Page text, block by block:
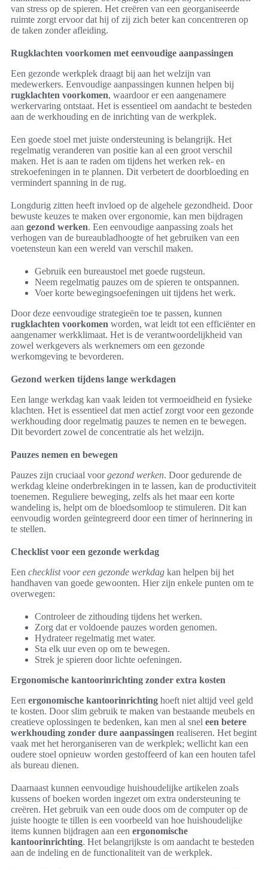
van stress op de spieren. Het creëren van een georganiseerde
ruimte zorgt ervoor dat hij of zij zich beter kan concentreren op
de taken zonder afleiding.
Rugklachten voorkomen met eenvoudige aanpassingen
Een gezonde werkplek draagt bij aan het welzijn van
medewerkers. Eenvoudige aanpassingen kunnen helpen bij
rugklachten voorkomen, waardoor er een aangenamere
werkervaring ontstaat. Het is essentieel om aandacht te besteden
aan de werkhouding en de inrichting van de werkplek.
Een goede stoel met juiste ondersteuning is belangrijk. Het
regelmatig veranderen van positie kan al een groot verschil
maken. Het is aan te raden om tijdens het werken rek- en
strekoefeningen in te plannen. Dit verbetert de doorbloeding en
vermindert spanning in de rug.
Longdurig zitten heeft invloed op de algehele gezondheid. Door
bewuste keuzes te maken over ergonomie, kan men bijdragen
aan gezond werken. Een eenvoudige aanpassing zoals het
verhogen van de bureaubladhoogte of het gebruiken van een
voetensteun kan een wereld van verschil maken.
Gebruik een bureaustoel met goede rugsteun.
Neem regelmatig pauzes om de spieren te ontspannen.
Voer korte bewegingsoefeningen uit tijdens het werk.
Door deze eenvoudige strategieën toe te passen, kunnen
rugklachten voorkomen worden, wat leidt tot een efficiënter en
aangenamer werkklimaat. Het is de verantwoordelijkheid van
zowel werkgevers als werknemers om een gezonde
werkomgeving te bevorderen.
Gezond werken tijdens lange werkdagen
Een lange werkdag kan vaak leiden tot vermoeidheid en fysieke
klachten. Het is essentieel dat men actief zorgt voor een gezonde
werkhouding door regelmatig pauzes te nemen en te bewegen.
Dit bevordert zowel de concentratie als het welzijn.
Pauzes nemen en bewegen
Pauzes zijn cruciaal voorgezond werken. Door gedurende de
werkdag kleine onderbrekingen in te lassen, kan de productiviteit
toenemen. Reguliere beweging, zelfs als het maar een korte
wandeling is, helpt om de bloedsomloop te stimuleren. Dit kan
eenvoudig worden geïntegreerd door een timer of herinnering in
te stellen.
Checklist voor een gezonde werkdag
Een checklist voor een gezonde werkdag kan helpen bij het
handhaven van goede gewoonten. Hier zijn enkele punten om te
overwegen:
Controleer de zithouding tijdens het werken.
Zorg dat er voldoende pauzes worden genomen.
Hydrateer regelmatig met water.
Sta elk uur even op om te bewegen.
Strek je spieren door lichte oefeningen.
Ergonomische kantoorinrichting zonder extra kosten
Een ergonomische kantoorinrichting hoeft niet altijd veel geld
te kosten. Door slim gebruik te maken van bestaande meubels en
creatieve oplossingen te bedenken, kan men al snel een betere
werkhouding zonder dure aanpassingen realiseren. Het begint
vaak met het herorganiseren van de werkplek; wellicht kan een
oudere stoel opnieuw worden gestoffeerd of kan een houten tafel
als bureau dienen.
Daarnaast kunnen eenvoudige huishoudelijke artikelen zoals
kussens of boeken worden ingezet om extra ondersteuning te
creëren. Het gebruik van een oude doos om de computer op de
juiste hoogte te tillen is een voorbeeld van hoe huishoudelijke
items kunnen bijdragen aan een ergonomische
kantoorinrichting. Het belangrijkste is om aandacht te besteden
aan de indeling en de functionaliteit van de werkplek.